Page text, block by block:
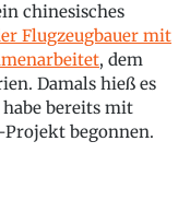
chinesisches
Flugzeugbauer mit
, dem
Damals hieß es
habe bereits mit
begonnen.